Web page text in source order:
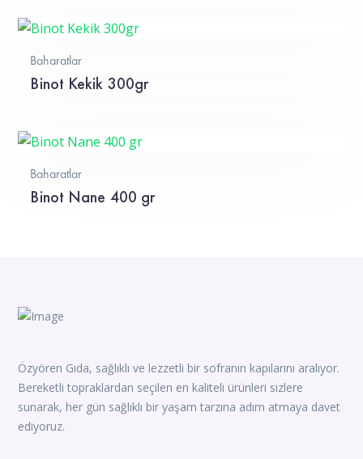
Baharatlar
Binot Kekik 300gr
Baharatlar
Binot Nane 400 gr
Özyören Gıda, sağlıklı ve lezzetli bir sofranın kapılarını aralıyor.
Bereketli topraklardan seçilen en kaliteli ürünleri sizlere
sunarak, her gün sağlıklı bir yaşam tarzına adım atmaya davet
ediyoruz.